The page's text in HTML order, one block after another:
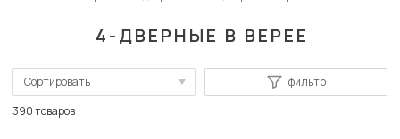
4-ДВЕРНЫЕ В ВЕРЕЕ
Сортировать
фильтр
390 товаров